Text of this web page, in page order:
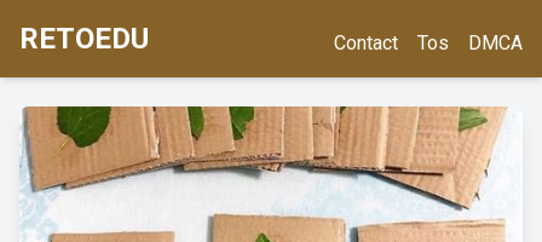
RETOEDU Contact Tos DMCA